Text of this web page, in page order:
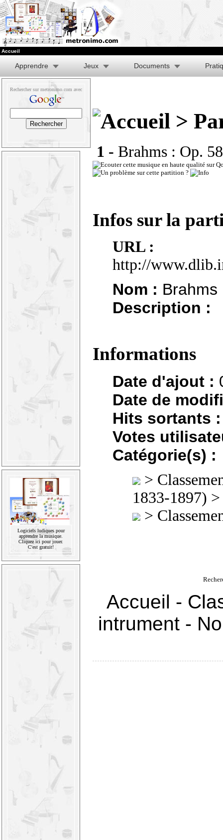
Accueil
Apprendre Jeux Documents
Rechercher sur metronimo.com avec
Logiciels ludiques pour
apprendre la musique.
Cliquez ici pour jouer.
C'est gratuit!
>
1 - Brahms : Op.
Infos sur la
URL :
http://
Nom : Brahms
Description :
Informations
Date d'ajout :
Date de
Hits sortants :
Votes
Catégorie(s) :
>
1833-1897)
>
Accueil -
intrument-